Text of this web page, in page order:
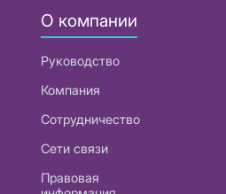
О компании
Руководство
Компания
Сотрудничество
Сети связи
Правовая